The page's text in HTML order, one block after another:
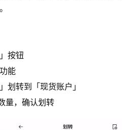
按钮
能
划转到「现货账户」
量，确认划转